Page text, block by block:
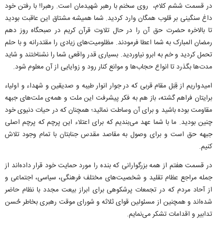
در قسمت ششم کلام، ‍ روی سخنم با رهبر شهیدمان است. رهبرا! با رفتن خود
داغ سنگینی بر قلوب همگان وارد کردید. شما همیشه مشتاق این عاقبت بودید
تا بالاخره حضرت حق آن را در حال تلاوت قرآن کریم در صبحگاه روز دهم
رمضان المبارک به شما اعطا فرمودند. مظلومیت‌های زیادی را مقتدرانه و با حلم
تحمل کردید و خم به ابرو نیاوردید. بسیاری قدر واقعی شما را نشناختند و شاید
مدت‌ها بگذرد تا انواع حجاب‌ها و موانع کنار رود و زوایایی از آن معلوم شود.
امیدواریم از قِبَل مقام قربی که در جوار انوار طیبه و صدیقین و شهداء و اولیاء
برایتان فراهم گشته، باز هم به فکر پیشرفت این ملت و همه‌ی ملت‌های جبهه
مقاومت بوده باشید و برای آن وساطت نمائید؛ همچنان که در حیات دنیوی خود
چنین بودید. ما با شما عهد می‌بندیم که برای اعتلاء این پرچم که پرچم اصلی
جبهه حق است و برای وصول به مقاصد مقدس جنابتان با تمام وجود تلاش
کنیم.
در قسمت هفتم از همه بزرگوارانی که بنده را مورد حمایت خود قرار داده‌اند از
جمله مراجع عظام تقلید و شخصیت‌های مختلف فرهنگی، سیاسی، اجتماعی و
از آحاد مردم که در تجمعات پرشکوهی برای ابراز بیعت مجدد با نظام حاضر
شده‌اند و همچنین از مسئولین قوای ثلاثه و شورای موقت رهبری بخاطر حُسن
تدابیر و اقدامات تشکر می‌نمایم.